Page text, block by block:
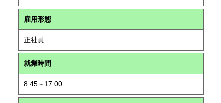
雇用形態
正社員
就業時間
8:45～17:00